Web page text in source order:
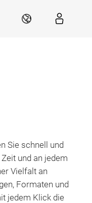
DE
Sie schnell und
und an jedem
Vielfalt an
Formaten und
jedem Klick die